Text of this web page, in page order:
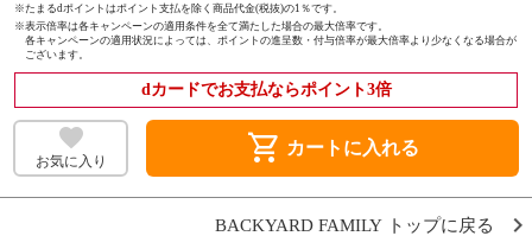
※たまるdポイントはポイント支払を除く商品代金(税抜)の1％です。
※表示倍率は各キャンペーンの適用条件を全て満たした場合の最大倍率です。
各キャンペーンの適用状況によっては、ポイントの進呈数・付与倍率が最大倍率より少なくなる場合が
ございます。
dカードでお支払ならポイント3倍
お気に入り shopping_cart カートに入れる
BACKYARD FAMILY トップに戻る